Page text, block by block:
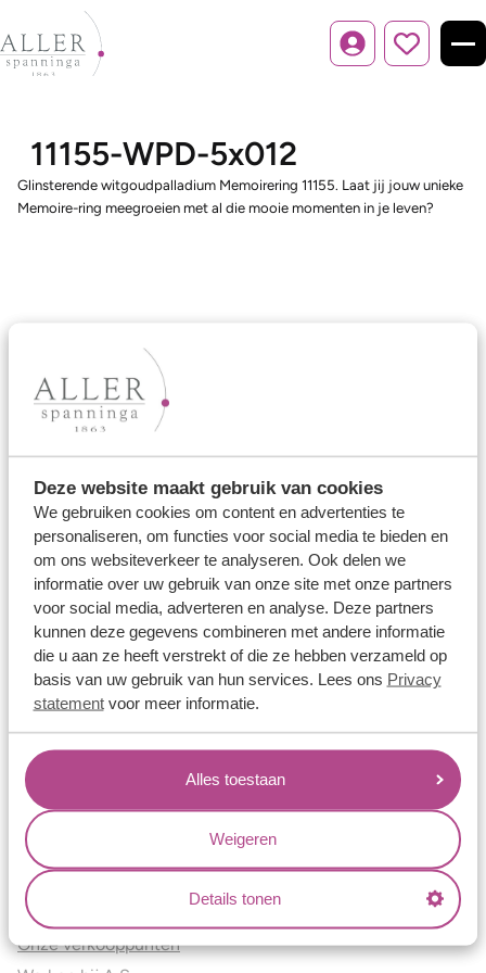
Deze website maakt gebruik van cookies
We gebruiken cookies om content en advertenties te
personaliseren, om functies voor social media te bieden en
om ons websiteverkeer te analyseren. Ook delen we
informatie over uw gebruik van onze site met onze partners
voor social media, adverteren en analyse. Deze partners
kunnen deze gegevens combineren met andere informatie
die u aan ze heeft verstrekt of die ze hebben verzameld op
basis van uw gebruik van hun services. Lees ons Privacy
statementvoor meer informatie.
Alles toestaan
Weigeren
Details tonen
Inloggen
11155-WPD-5x012
Glinsterende witgoudpalladium Memoirering 11155. Laat jij jouw unieke
Memoire-ring meegroeien met al die mooie momenten in je leven?
Ons aanbod
Trouwringen
Memoireringen
Verlovingsringen
Vriendschapsringen
Over ons
Aller Spanninga
Historie
Certificaten
Blogs
Jouw voordelen
Conflictvrije Materialen
Oneindig veel mogelijkheden
Kwaliteit
Juweliers & Contact
Onze verkooppunten